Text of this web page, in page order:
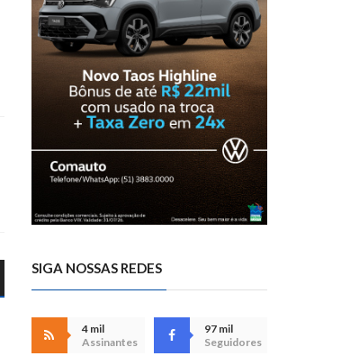
SIGA NOSSAS REDES
4 mil
Assinantes
97 mil
Seguidores